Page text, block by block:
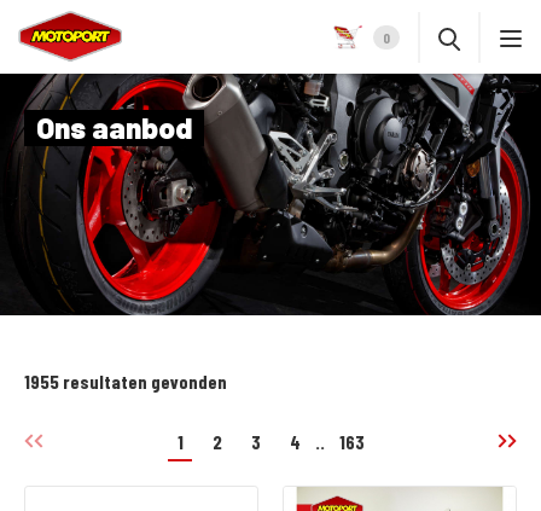
0
Ons aanbod
1955 resultaten gevonden
1 2 3 4 .. 163